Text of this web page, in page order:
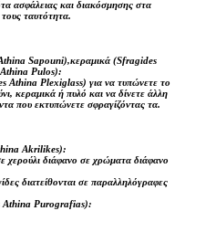
ασφάλειας και διακόσμησης στα
ταυτότητα.
Sapouni),κεραμικά (Sfragides
Pulos):
Athina Plexiglass) για να τυπώνετε το
κεραμικά ή πυλό και να δίνετε άλλη
που εκτυπώνετε σφραγίζόντας τα.
Akrilikes):
χερούλι διάφανο σε χρώματα διάφανο
διατείθονται σε παραλληλόγραφες
Athina Purografias):